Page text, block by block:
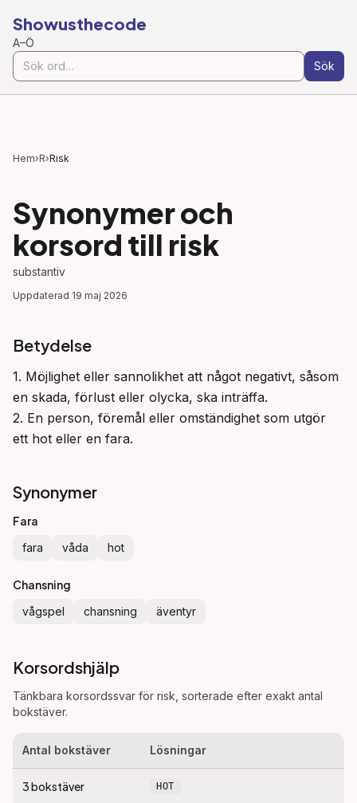
Showusthecode
A–Ö
Sök
Hem›R›Risk
Synonymer och
korsord till risk
substantiv
Uppdaterad 19 maj 2026
Betydelse
1. Möjlighet eller sannolikhet att något negativt, såsom
en skada, förlust eller olycka, ska inträffa.
2. En person, föremål eller omständighet som utgör
ett hot eller en fara.
Synonymer
Fara
fara våda hot
Chansning
vågspel chansning äventyr
Korsordshjälp
Tänkbara korsordssvar för risk , sorterade efter exakt antal
bokstäver.
Antal bokstäver Lösningar
3bokstäver HOT